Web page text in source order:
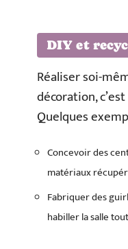
DIY et
Réaliser soi-
décoration,
Quelques
Concevoir des
matériaux
Fabriquer des
habiller la salle